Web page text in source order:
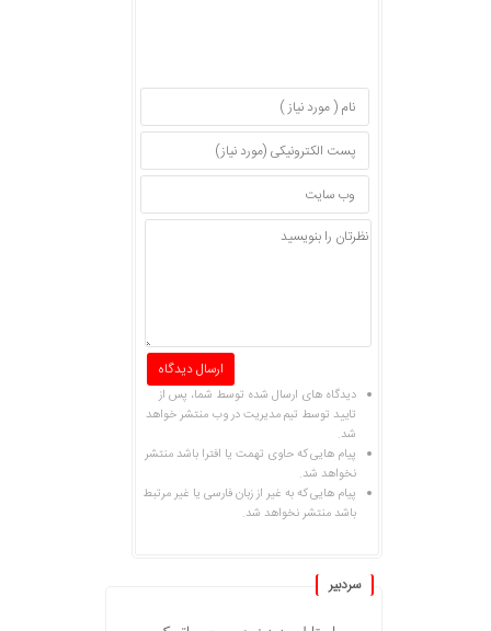
دیدگاه های ارسال شده توسط شما، پس از
تایید توسط تیم مدیریت در وب منتشر خواهد
شد.
پیام هایی که حاوی تهمت یا افترا باشد منتشر
نخواهد شد.
پیام هایی که به غیر از زبان فارسی یا غیر مرتبط
باشد منتشر نخواهد شد.
سردبیر